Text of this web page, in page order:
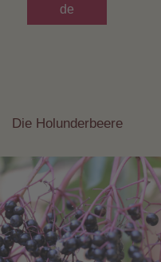
de
Die Holunderbeere